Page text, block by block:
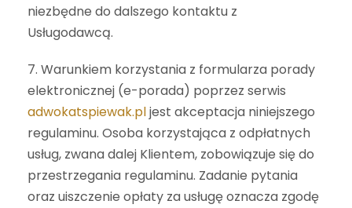
niezbędne do dalszego kontaktu z
Usługodawcą.
7. Warunkiem korzystania z formularza porady
elektronicznej (e-porada) poprzez serwis
adwokatspiewak.pljest akceptacja niniejszego
regulaminu. Osoba korzystająca z odpłatnych
usług, zwana dalej Klientem, zobowiązuje się do
przestrzegania regulaminu. Zadanie pytania
oraz uiszczenie opłaty za usługę oznacza zgodę